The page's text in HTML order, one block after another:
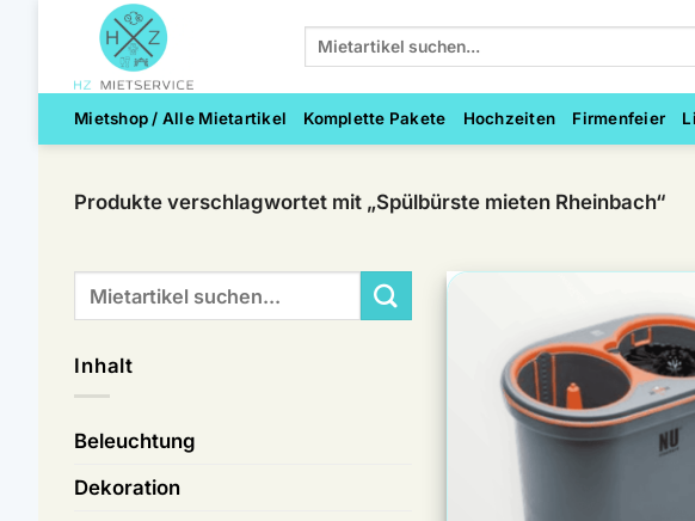
springen
Suchen
Mietshop / Alle Mietartikel Komplette Pakete Hochzeiten Firmenfeier
Produkte verschlagwortet mit „Spülbürste mieten Rheinbach“
Suchen
nach:
Inhalt
Beleuchtung
Dekoration